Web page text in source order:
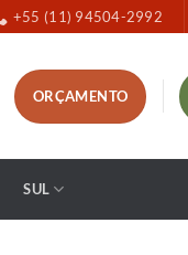
+55 (11) 94504-2992
ORÇAMENTO
SUL